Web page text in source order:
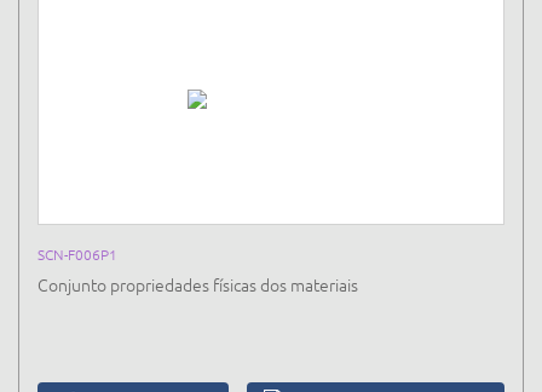
SCN-F006P1
Conjunto propriedades físicas dos materiais